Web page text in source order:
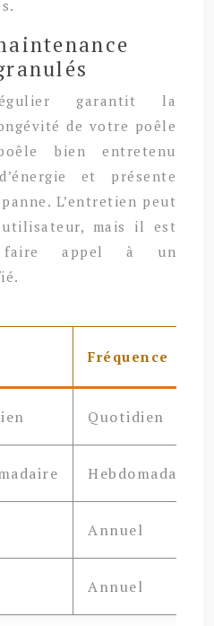
garantit la
de votre poêle
bien entretenu
et présente
L’entretien peut
mais il est
faire appel à un
Fréquence
Quotidien
Hebdomadaire
Annuel
Annuel